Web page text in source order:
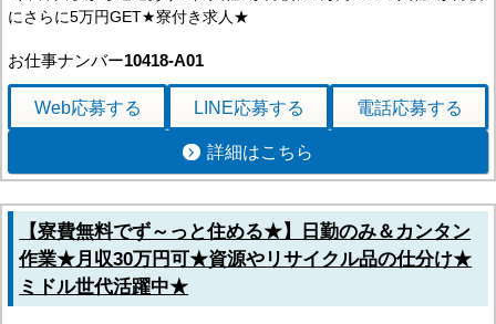
にさらに5万円GET★寮付き求人★
お仕事ナンバー10418-A01
Web応募する LINE応募する 電話応募する
詳細はこちら
【寮費無料でず～っと住める★】日勤のみ＆カンタン
作業★月収30万円可★資源やリサイクル品の仕分け★
ミドル世代活躍中★